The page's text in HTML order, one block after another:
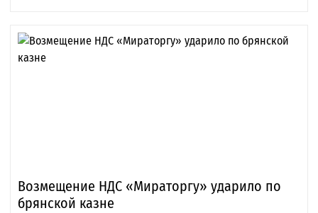
Возмещение НДС «Мираторгу» ударило по
брянской казне